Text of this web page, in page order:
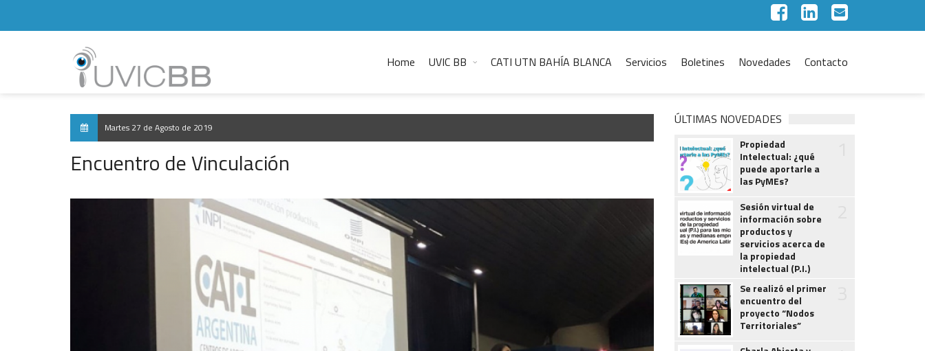
Home UVIC BB CATI UTN BAHÍA BLANCA Servicios Boletines Novedades Contacto
Martes 27 de Agosto de 2019
Encuentro de Vinculación
ÚLTIMAS NOVEDADES
Propiedad
Intelectual: ¿qué
puede aportarle a
las PyMEs?
Sesión virtual de
información sobre
productos y
servicios acerca de
la propiedad
intelectual (P.I.)
Se realizó el primer
encuentro del
proyecto “Nodos
Territoriales”